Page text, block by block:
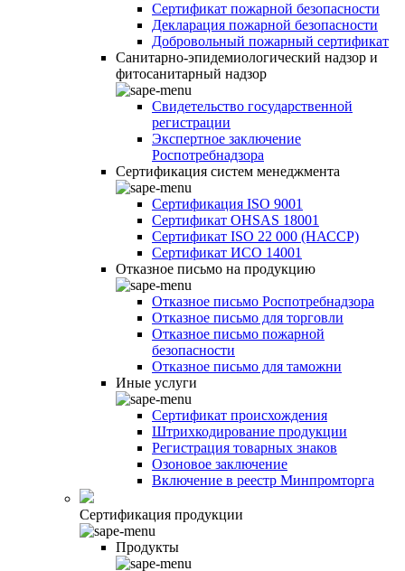
Сертификат пожарной безопасности
Декларация пожарной безопасности
Добровольный пожарный сертификат
Санитарно-эпидемиологический надзор и
фитосанитарный надзор
Свидетельство государственной
регистрации
Экспертное заключение
Роспотребнадзора
Сертификация систем менеджмента
Сертификация ISO 9001
Сертификат OHSAS 18001
Сертификат ISO 22 000 (НАССР)
Сертификат ИСО 14001
Отказное письмо на продукцию
Отказное письмо Роспотребнадзора
Отказное письмо для торговли
Отказное письмо пожарной
безопасности
Отказное письмо для таможни
Иные услуги
Сертификат происхождения
Штрихкодирование продукции
Регистрация товарных знаков
Озоновое заключение
Включение в реестр Минпромторга
Сертификация продукции
Продукты